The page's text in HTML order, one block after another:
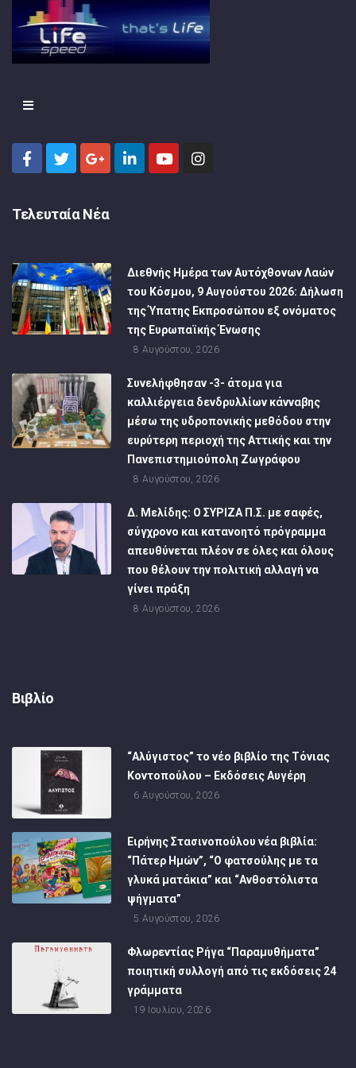
Τελευταία Νέα
Διεθνής Ημέρα των Αυτόχθονων Λαών
του Κόσμου, 9 Αυγούστου 2026: Δήλωση
της Ύπατης Εκπροσώπου εξ ονόματος
της Ευρωπαϊκής Ένωσης
8 Αυγούστου, 2026
Συνελήφθησαν -3- άτομα για
καλλιέργεια δενδρυλλίων κάνναβης
μέσω της υδροπονικής μεθόδου στην
ευρύτερη περιοχή της Αττικής και την
Πανεπιστημιούπολη Ζωγράφου
8 Αυγούστου, 2026
Δ. Μελίδης: Ο ΣΥΡΙΖΑ Π.Σ. με σαφές,
σύγχρονο και κατανοητό πρόγραμμα
απευθύνεται πλέον σε όλες και όλους
που θέλουν την πολιτική αλλαγή να
γίνει πράξη
8 Αυγούστου, 2026
Βιβλίο
“Αλύγιστος” το νέο βιβλίο της Τόνιας
Κοντοπούλου – Εκδόσεις Αυγέρη
6 Αυγούστου, 2026
Ειρήνης Στασινοπούλου νέα βιβλία:
“Πάτερ Ημών”, “Ο φατσούλης με τα
γλυκά ματάκια” και “Ανθοστόλιστα
ψήγματα”
5 Αυγούστου, 2026
Φλωρεντίας Ρήγα “Παραμυθήματα”
ποιητική συλλογή από τις εκδόσεις 24
γράμματα
19 Ιουλίου, 2026